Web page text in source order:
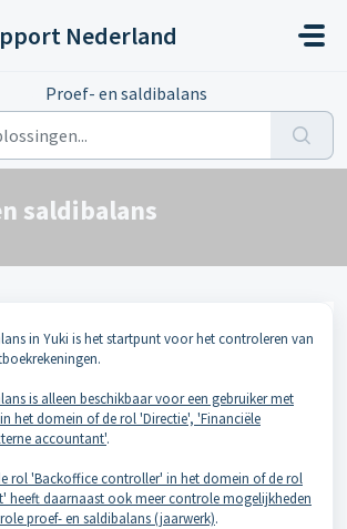
Nederland
Proef- en saldibalans
saldibalans
in Yuki is het startpunt voor het controleren van
is alleen beschikbaar voor een gebruiker met
het domein of de rol 'Directie', 'Financiële
accountant'.
rol 'Backoffice controller' in het domein of de rol
heeft daarnaast ook meer controle mogelijkheden
proef- en saldibalans (jaarwerk).